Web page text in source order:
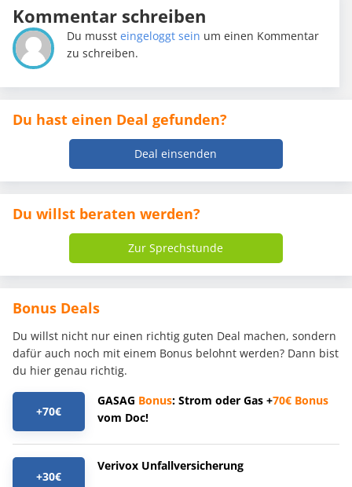
Kommentar schreiben
Du mussteingeloggt sein um einen Kommentar
zu schreiben.
Du hast einen Deal gefunden?
Deal einsenden
Du willst beraten werden?
Zur Sprechstunde
Bonus Deals
Du willst nicht nur einen richtig guten Deal machen, sondern
dafür auch noch mit einem Bonus belohnt werden? Dann bist
du hier genau richtig.
+70€
GASAG Bonus: Strom oder Gas +70€ Bonus
vom Doc!
+30€
Verivox Unfallversicherung